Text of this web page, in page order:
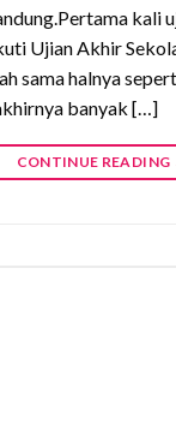
kali
Ujian Akhir
sama halnya
banyak […]
CONTINUE READING